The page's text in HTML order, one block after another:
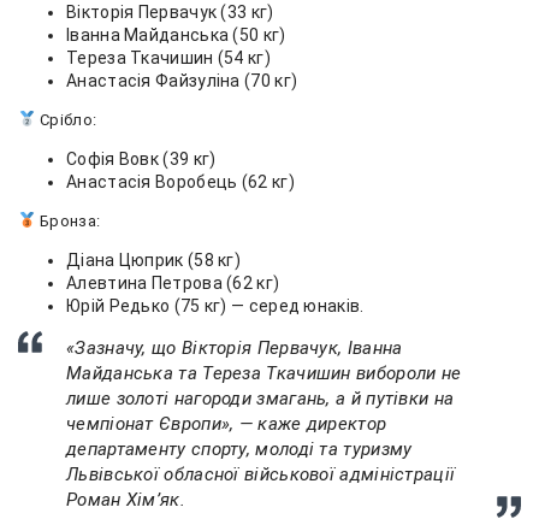
Вікторія Первачук (33 кг)
Іванна Майданська (50 кг)
Тереза Ткачишин (54 кг)
Анастасія Файзуліна (70 кг)
Срібло:
Софія Вовк (39 кг)
Анастасія Воробець (62 кг)
Бронза:
Діана Цюприк (58 кг)
Алевтина Петрова (62 кг)
Юрій Редько (75 кг) — серед юнаків.
«Зазначу, що Вікторія Первачук, Іванна
Майданська та Тереза Ткачишин вибороли не
лише золоті нагороди змагань, а й путівки на
чемпіонат Європи», — каже директор
департаменту спорту, молоді та туризму
Львівської обласної військової адміністрації
Роман Хімʼяк.